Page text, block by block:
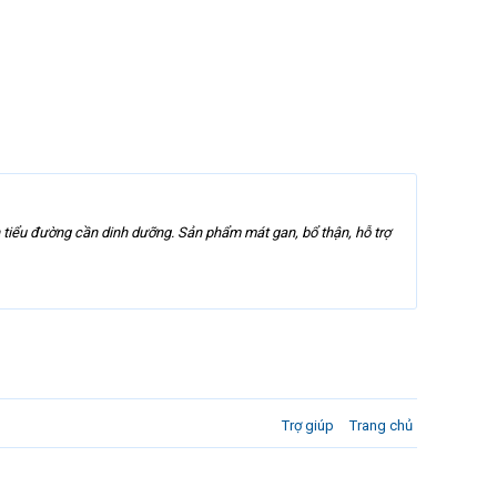
đường cần dinh dưỡng. Sản phẩm mát gan, bổ thận, hỗ trợ
Trợ giúp Trang chủ